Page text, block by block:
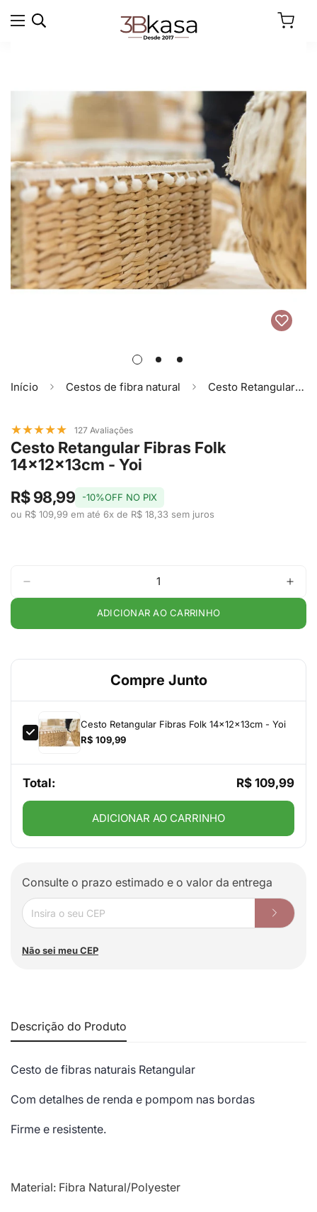
Início Cestos de fibra natural Cesto Retangular Fibras Folk 14x12x13cm - Yoi
★★★★★ 127 Avaliações
Cesto Retangular Fibras Folk
14x12x13cm - Yoi
R$ 98,99
-10%OFF NO PIX
ou R$ 109,99 em até 6x de R$ 18,33 sem juros
ADICIONAR AO CARRINHO
Compre Junto
Cesto Retangular Fibras Folk 14x12x13cm - Yoi
R$ 109,99
Total: R$ 109,99
ADICIONAR AO CARRINHO
Consulte o prazo estimado e o valor da entrega
Não sei meu CEP
Descrição do Produto
Cesto de fibras naturais Retangular
Com detalhes de renda e pompom nas bordas
Firme e resistente.
Material: Fibra Natural/Polyester